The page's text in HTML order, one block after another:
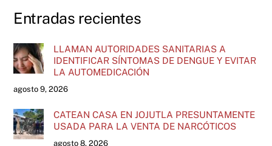
Entradas recientes
LLAMAN AUTORIDADES SANITARIAS A
IDENTIFICAR SÍNTOMAS DE DENGUE Y EVITAR
LA AUTOMEDICACIÓN
agosto 9, 2026
CATEAN CASA EN JOJUTLA PRESUNTAMENTE
USADA PARA LA VENTA DE NARCÓTICOS
agosto 8, 2026